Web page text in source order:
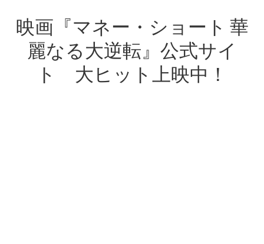
映画『マネー・ショート 華
麗なる大逆転』公式サイ
ト 大ヒット上映中！